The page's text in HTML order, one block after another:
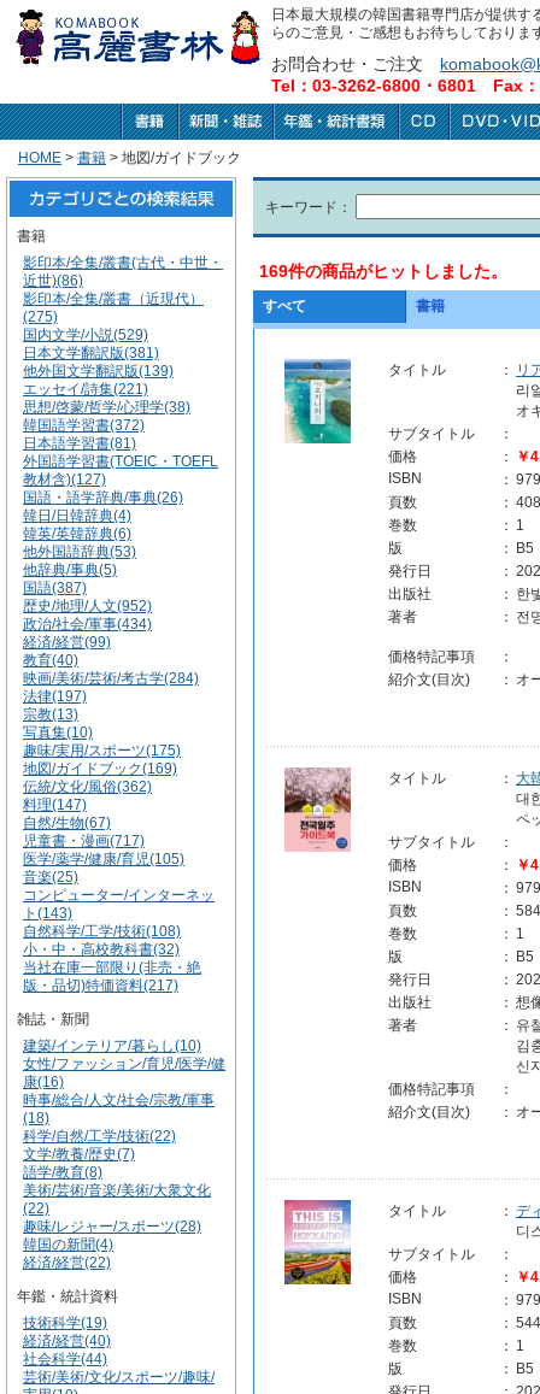
日本最大規模の韓国書籍専門店が提供
らのご意見・ご感想もお待ちしておりま
お問合わせ・ご注文
Tel：03-3262-6800・6801 Fax
HOME > 書籍 > 地図/ガイドブック
書籍
影印本/全集/叢書(古代・中世・
近世)(86)
影印本/全集/叢書（近現代）
(275)
国内文学/小説(529)
日本文学翻訳版(381)
他外国文学翻訳版(139)
エッセイ/詩集(221)
思想/啓蒙/哲学/心理学(38)
韓国語学習書(372)
日本語学習書(81)
外国語学習書(TOEIC・TOEFL
教材含)(127)
国語・語学辞典/事典(26)
韓日/日韓辞典(4)
韓英/英韓辞典(6)
他外国語辞典(53)
他辞典/事典(5)
国語(387)
歴史/地理/人文(952)
政治/社会/軍事(434)
経済/経営(99)
教育(40)
映画/美術/芸術/考古学(284)
法律(197)
宗教(13)
写真集(10)
趣味/実用/スポーツ(175)
地図/ガイドブック(169)
伝統/文化/風俗(362)
料理(147)
自然/生物(67)
児童書・漫画(717)
医学/薬学/健康/育児(105)
音楽(25)
コンピューター/インターネッ
ト(143)
自然科学/工学/技術(108)
小・中・高校教科書(32)
当社在庫一部限り(非売・絶
版・品切)特価資料(217)
雑誌・新聞
建築/インテリア/暮らし(10)
女性/ファッション/育児/医学/健
康(16)
時事/総合/人文/社会/宗教/軍事
(18)
科学/自然/工学/技術(22)
文学/教養/歴史(7)
語学/教育(8)
美術/芸術/音楽/美術/大衆文化
(22)
趣味/レジャー/スポーツ(28)
韓国の新聞(4)
経済/経営(22)
年鑑・統計資料
技術科学(19)
経済/経営(40)
社会科学(44)
芸術/美術/文化/スポーツ/趣味/
キーワード：
169件の商品がヒットしました。
すべて 書籍
タイトル ：
リ
리
オ
サブタイトル
：
価格
：
￥
ISBN
：
頁数
： 408
巻数
： 1
版
：
B5
発行日
：
出版社
： 한
著者
： 전
価格特記事項
：
紹介文(目次)
： オ
タイトル ： 大
대
ペ
サブタイトル
：
価格
：
￥
ISBN
：
頁数
： 584
巻数
： 1
版
：
B5
発行日
：
出版社
： 想
著者
： 유
김
신
価格特記事項
：
紹介文(目次)
： オ
タイトル ： デ
디
サブタイトル
：
価格
：
￥
ISBN
：
頁数
： 544
巻数
： 1
版
：
B5